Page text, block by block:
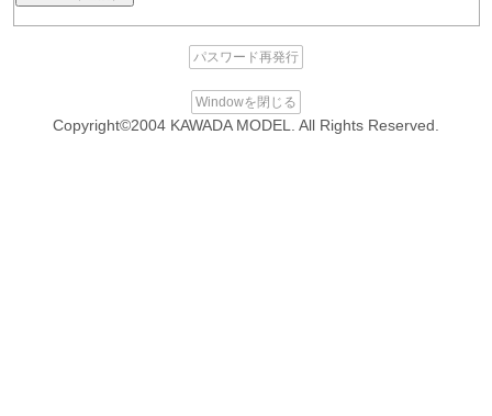
パスワード再発行
Windowを閉じる
Copyright©2004 KAWADA MODEL. All Rights Reserved.